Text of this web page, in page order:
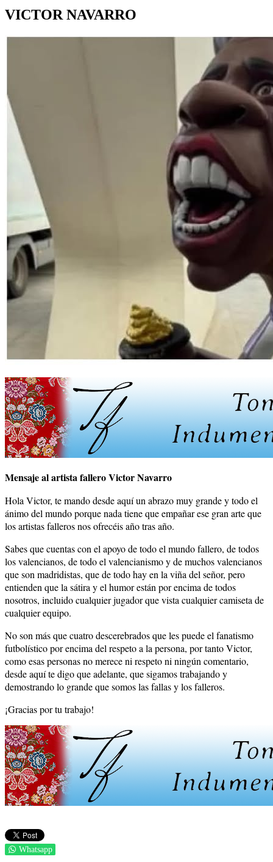
VICTOR NAVARRO
Mensaje al artista fallero Victor Navarro
Hola Victor, te mando desde aquí un abrazo muy grande y todo el
ánimo del mundo porque nada tiene que empañar ese gran arte que
los artistas falleros nos ofrecéis año tras año.
Sabes que cuentas con el apoyo de todo el mundo fallero, de todos
los valencianos, de todo el valencianismo y de muchos valencianos
que son madridistas, que de todo hay en la viña del señor, pero
entienden que la sátira y el humor están por encima de todos
nosotros, incluido cualquier jugador que vista cualquier camiseta de
cualquier equipo.
No son más que cuatro descerebrados que les puede el fanatismo
futbolístico por encima del respeto a la persona, por tanto Victor,
como esas personas no merece ni respeto ni ningún comentario,
desde aquí te digo que adelante, que sigamos trabajando y
demostrando lo grande que somos las fallas y los falleros.
¡Gracias por tu trabajo!
Whatsapp